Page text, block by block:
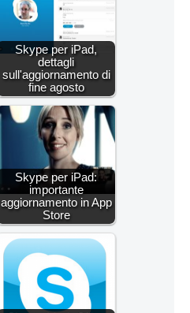
Skype per iPad,
dettagli
sull'aggiornamento di
fine agosto
Skype per iPad:
importante
aggiornamento in App
Store